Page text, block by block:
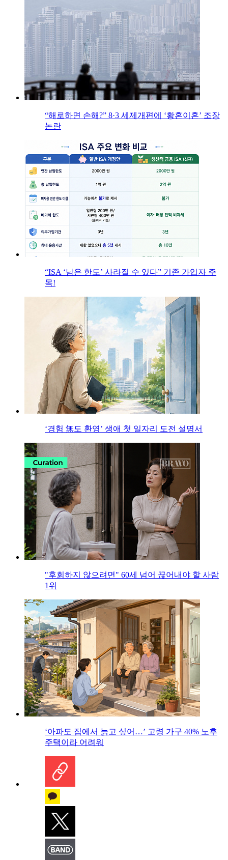
“해로하면 손해?” 8·3 세제개편에 ‘황혼이혼’ 조장
논란
“ISA ‘남은 한도’ 사라질 수 있다” 기존 가입자 주
목!
‘경험 無도 환영’ 생애 첫 일자리 도전 설명서
"후회하지 않으려면" 60세 넘어 끊어내야 할 사람
1위
‘아파도 집에서 늙고 싶어…’ 고령 가구 40% 노후
주택이라 어려워